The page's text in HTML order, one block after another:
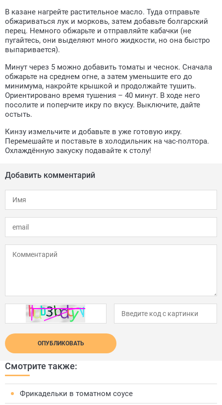
В казане нагрейте растительное масло. Туда отправьте
обжариваться лук и морковь, затем добавьте болгарский
перец. Немного обжарьте и отправляйте кабачки (не
пугайтесь, они выделяют много жидкости, но она быстро
выпаривается).
Минут через 5 можно добавить томаты и чеснок. Сначала
обжарьте на среднем огне, а затем уменьшите его до
минимума, накройте крышкой и продолжайте тушить.
Ориентировано время тушения – 40 минут. В ходе него
посолите и поперчите икру по вкусу. Выключите, дайте
остыть.
Кинзу измельчите и добавьте в уже готовую икру.
Перемешайте и поставьте в холодильник на час-полтора.
Охлаждённую закуску подавайте к столу!
Добавить комментарий
ОПУБЛИКОВАТЬ
Смотрите также:
Фрикадельки в томатном соусе